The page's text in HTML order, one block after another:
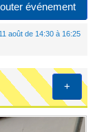
événement
août de 14:30 à 16:25
+